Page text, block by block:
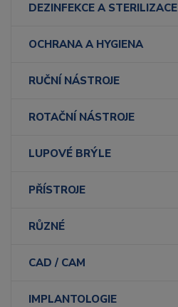
DEZINFEKCE A STERILIZACE
OCHRANA A HYGIENA
RUČNÍ NÁSTROJE
ROTAČNÍ NÁSTROJE
LUPOVÉ BRÝLE
PŘÍSTROJE
RŮZNÉ
CAD / CAM
IMPLANTOLOGIE